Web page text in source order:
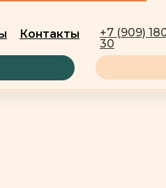
Контакты
+7 (909)
30